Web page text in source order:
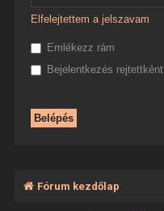
Elfelejtettem a jelszavam
Emlékezz rám
Bejelentkezés rejtettként
Fórum kezdőlap